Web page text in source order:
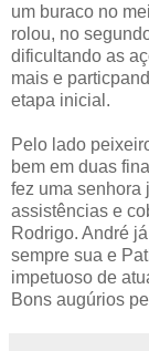
um buraco no
rolou, no
dificultando as
mais e
etapa inicial.
Pelo lado
bem em duas
fez uma senhora
assistências e
Rodrigo. André
sempre sua e
impetuoso de
Bons augúrios